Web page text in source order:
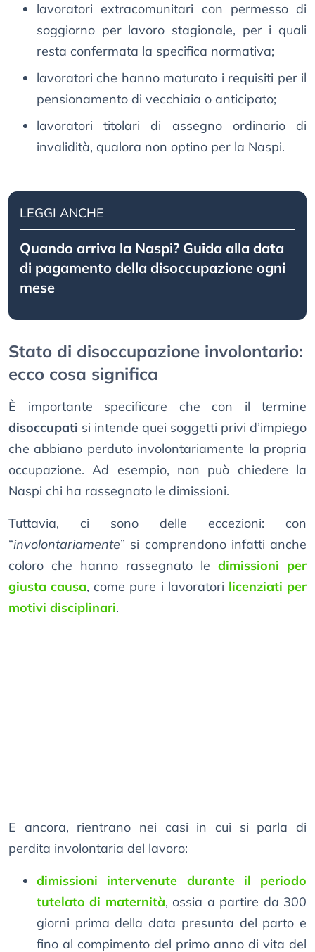
lavoratori extracomunitari con permesso di
soggiorno per lavoro stagionale, per i quali
resta confermata la specifica normativa;
lavoratori che hanno maturato i requisiti per il
pensionamento di vecchiaia o anticipato;
lavoratori titolari di assegno ordinario di
invalidità, qualora non optino per la Naspi.
LEGGI ANCHE
Quando arriva la Naspi? Guida alla data
di pagamento della disoccupazione ogni
mese
Stato di disoccupazione involontario:
ecco cosa significa
È importante specificare che con il termine
disoccupati si intende quei soggetti privi d’impiego
che abbiano perduto involontariamente la propria
occupazione. Ad esempio, non può chiedere la
Naspi chi ha rassegnato le dimissioni.
Tuttavia, ci sono delle eccezioni: con
“involontariamente” si comprendono infatti anche
coloro che hanno rassegnato le dimissioni per
giusta causa, come pure i lavoratori licenziati per
motivi disciplinari.
E ancora, rientrano nei casi in cui si parla di
perdita involontaria del lavoro:
dimissioni intervenute durante il periodo
tutelato di maternità, ossia a partire da 300
giorni prima della data presunta del parto e
fino al compimento del primo anno di vita del